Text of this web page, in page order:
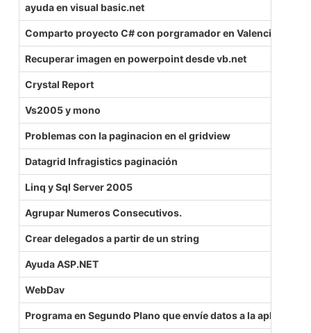
ayuda en visual basic.net
Comparto proyecto C# con porgramador en Valencia
Recuperar imagen en powerpoint desde vb.net
Crystal Report
Vs2005 y mono
Problemas con la paginacion en el gridview
Datagrid Infragistics paginación
Linq y Sql Server 2005
Agrupar Numeros Consecutivos.
Crear delegados a partir de un string
Ayuda ASP.NET
WebDav
Programa en Segundo Plano que envíe datos a la aplicación